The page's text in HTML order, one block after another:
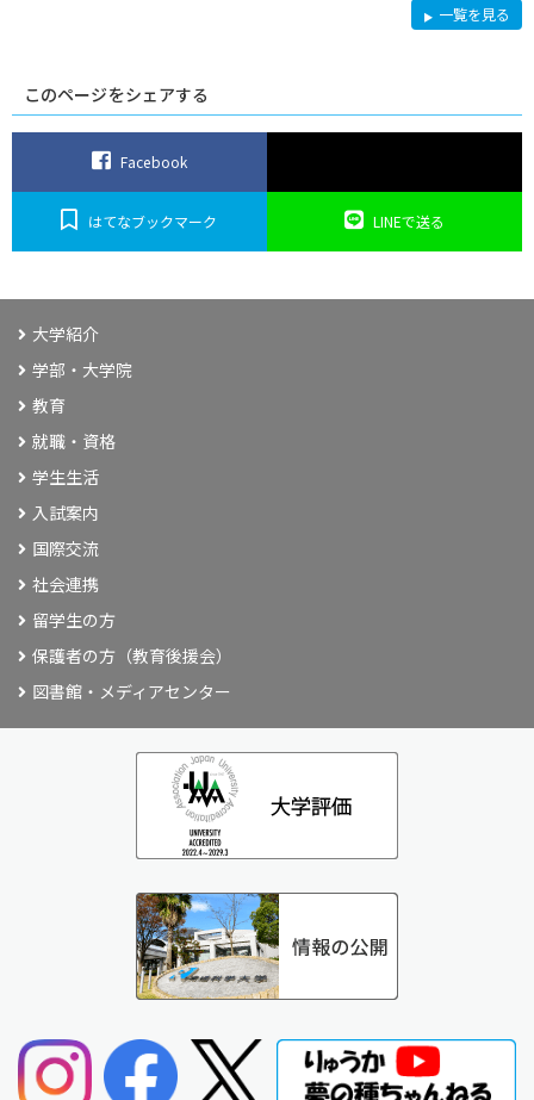
軟
式
一覧を見る
このページをシェアする
Facebook
はてなブックマーク LINEで送る
大学紹介
学部・大学院
教育
就職・資格
学生生活
入試案内
国際交流
社会連携
留学生の方
保護者の方（教育後援会）
図書館・メディアセンター